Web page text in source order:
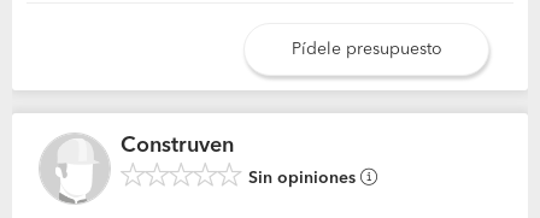
Pídele presupuesto
Construven
Sin opiniones